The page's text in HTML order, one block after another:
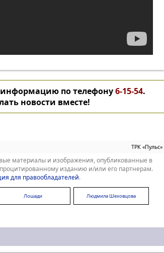
по телефону6-15-54.
новости вместе!
ТРК «Пульс»
материалы и изображения, опубликованные в
изданию и/или его партнерам.
для правообладателей.
Лошади Людмила Шеховцова